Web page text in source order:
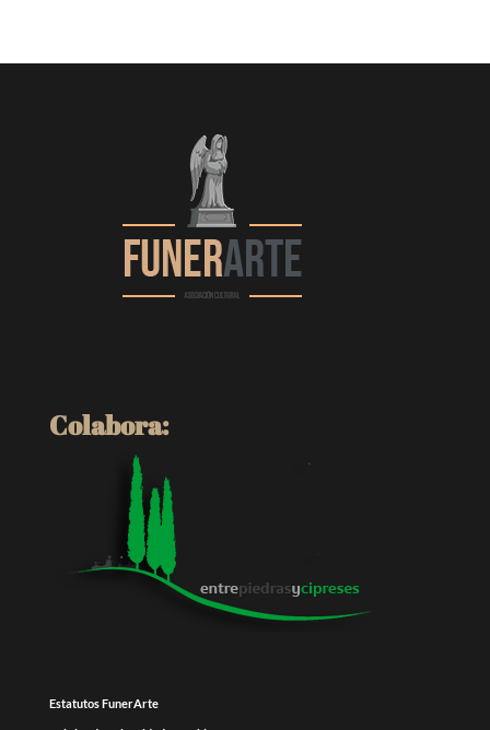
Colabora:
Estatutos FunerArte